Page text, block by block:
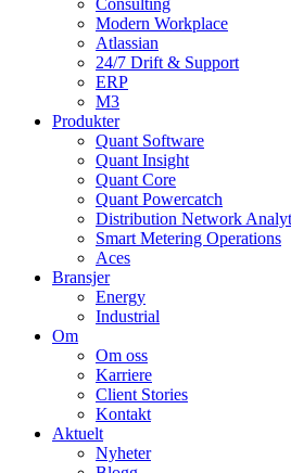
Consulting
Modern Workplace
Atlassian
24/7 Drift & Support
ERP
M3
Produkter
Quant Software
Quant Insight
Quant Core
Quant Powercatch
Distribution Network
Smart Metering Operations
Aces
Bransjer
Energy
Industrial
Om
Om oss
Karriere
Client Stories
Kontakt
Aktuelt
Nyheter